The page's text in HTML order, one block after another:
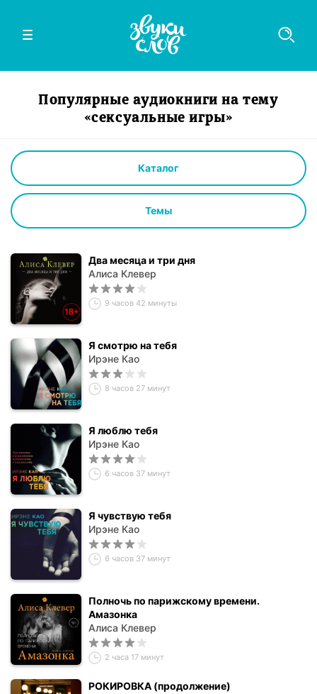
Популярные аудиокниги на тему
«сексуальные игры»
Каталог
Темы
Два месяца и три дня
Алиса Клевер
9 часов 42 минуты
Я смотрю на тебя
Ирэне Као
8 часов 27 минут
Я люблю тебя
Ирэне Као
6 часов 37 минут
Я чувствую тебя
Ирэне Као
6 часов 37 минут
Полночь по парижскому времени.
Амазонка
Алиса Клевер
2 часа 17 минут
РОКИРОВКА (продолжение)